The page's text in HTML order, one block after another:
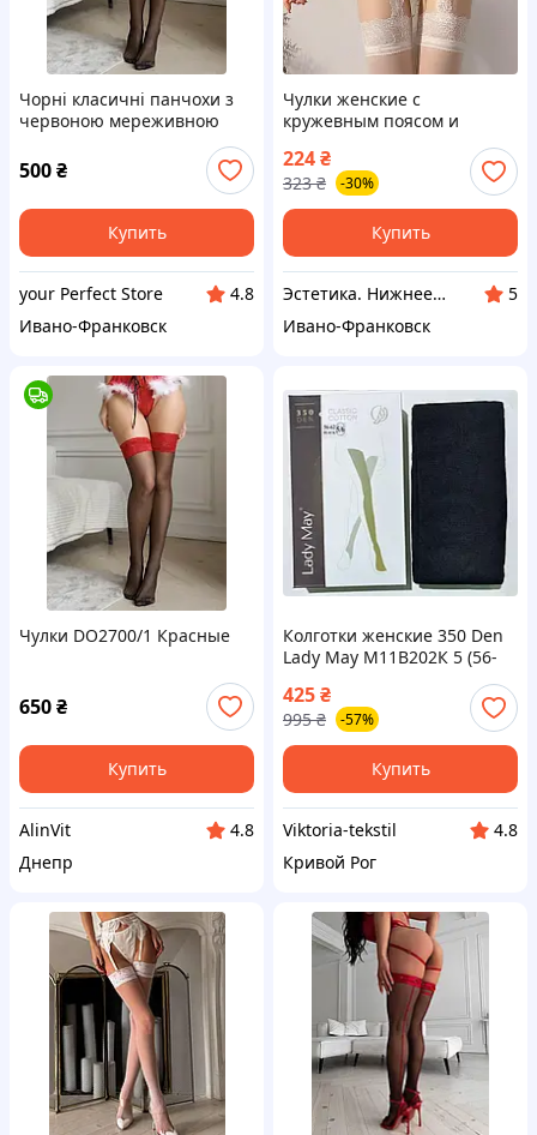
Чорні класичні панчохи з
червоною мереживною
500₴
Купить
your Perfect Store
4.8
Ивано-Франковск
Чулки женские с
кружевным поясом и
капроновые чулки белые
красивые женские чулки
224₴
323 ₴ -30%
Купить
Эстетика. Нижнее белье.
5
Ивано-Франковск
Чулки DO2700/1 Красные
650₴
Купить
AlinVit
4.8
Днепр
Колготки женские 350 Den
Lady May М11В202К 5 (56-
425₴
995 ₴ -57%
Купить
Viktoria-tekstil
4.8
Кривой Рог